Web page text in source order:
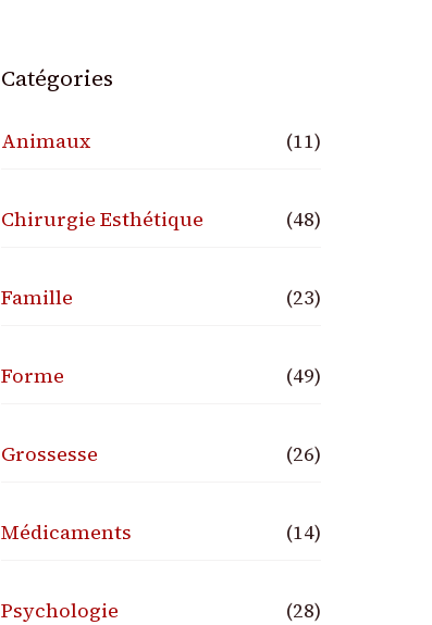
Catégories
Animaux (11)
Chirurgie Esthétique (48)
Famille (23)
Forme (49)
Grossesse (26)
Médicaments (14)
Psychologie (28)